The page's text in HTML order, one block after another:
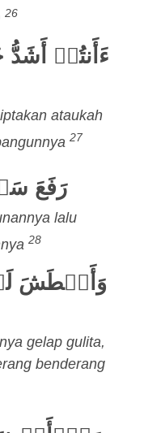
26
ءَأَنتُمۡ
ataukah
27
رَفَعَ
lalu
28
وَأَغۡطَشَ
gelap gulita,
benderang